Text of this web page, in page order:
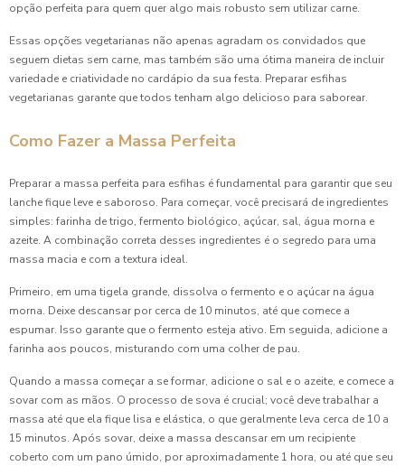
opção perfeita para quem quer algo mais robusto sem utilizar carne.
Essas opções vegetarianas não apenas agradam os convidados que
seguem dietas sem carne, mas também são uma ótima maneira de incluir
variedade e criatividade no cardápio da sua festa. Preparar esfihas
vegetarianas garante que todos tenham algo delicioso para saborear.
Como Fazer a Massa Perfeita
Preparar a massa perfeita para esfihas é fundamental para garantir que seu
lanche fique leve e saboroso. Para começar, você precisará de ingredientes
simples: farinha de trigo, fermento biológico, açúcar, sal, água morna e
azeite. A combinação correta desses ingredientes é o segredo para uma
massa macia e com a textura ideal.
Primeiro, em uma tigela grande, dissolva o fermento e o açúcar na água
morna. Deixe descansar por cerca de 10 minutos, até que comece a
espumar. Isso garante que o fermento esteja ativo. Em seguida, adicione a
farinha aos poucos, misturando com uma colher de pau.
Quando a massa começar a se formar, adicione o sal e o azeite, e comece a
sovar com as mãos. O processo de sova é crucial; você deve trabalhar a
massa até que ela fique lisa e elástica, o que geralmente leva cerca de 10 a
15 minutos. Após sovar, deixe a massa descansar em um recipiente
coberto com um pano úmido, por aproximadamente 1 hora, ou até que seu